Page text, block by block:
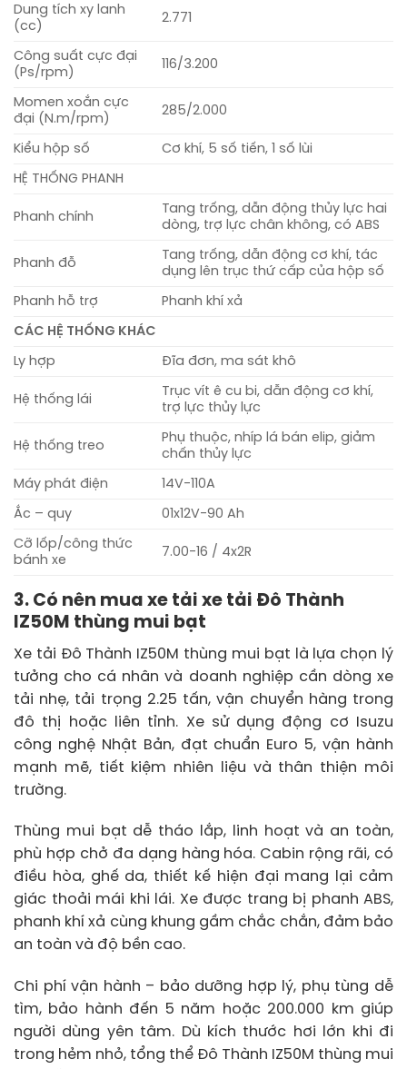
Dung tích xy lanh
(cc)
2.771
Công suất cực đại
(Ps/rpm)
116/3.200
Momen xoắn cực
đại (N.m/rpm)
285/2.000
Kiểu hộp số Cơ khí, 5 số tiến, 1 số lùi
HỆ THỐNG PHANH
Phanh chính
Tang trống, dẫn động thủy lực hai
dòng, trợ lực chân không, có ABS
Phanh đỗ
Tang trống, dẫn động cơ khí, tác
dụng lên trục thứ cấp của hộp số
Phanh hỗ trợ Phanh khí xả
CÁC HỆ THỐNG KHÁC
Ly hợp Đĩa đơn, ma sát khô
Hệ thống lái
Trục vít ê cu bi, dẫn động cơ khí,
trợ lực thủy lực
Hệ thống treo
Phụ thuộc, nhíp lá bán elip, giảm
chấn thủy lực
Máy phát điện 14V-110A
Ắc – quy 01x12V-90 Ah
Cỡ lốp/công thức
bánh xe
7.00-16 / 4x2R
3. Có nên mua xe tải xe tải Đô Thành
IZ50M thùng mui bạt
Xe tải Đô Thành IZ50M thùng mui bạt là lựa chọn lý
tưởng cho cá nhân và doanh nghiệp cần dòng xe
tải nhẹ, tải trọng 2.25 tấn, vận chuyển hàng trong
đô thị hoặc liên tỉnh. Xe sử dụng động cơ Isuzu
công nghệ Nhật Bản, đạt chuẩn Euro 5, vận hành
mạnh mẽ, tiết kiệm nhiên liệu và thân thiện môi
trường.
Thùng mui bạt dễ tháo lắp, linh hoạt và an toàn,
phù hợp chở đa dạng hàng hóa. Cabin rộng rãi, có
điều hòa, ghế da, thiết kế hiện đại mang lại cảm
giác thoải mái khi lái. Xe được trang bị phanh ABS,
phanh khí xả cùng khung gầm chắc chắn, đảm bảo
an toàn và độ bền cao.
Chi phí vận hành – bảo dưỡng hợp lý, phụ tùng dễ
tìm, bảo hành đến 5 năm hoặc 200.000 km giúp
người dùng yên tâm. Dù kích thước hơi lớn khi đi
trong hẻm nhỏ, tổng thể Đô Thành IZ50M thùng mui